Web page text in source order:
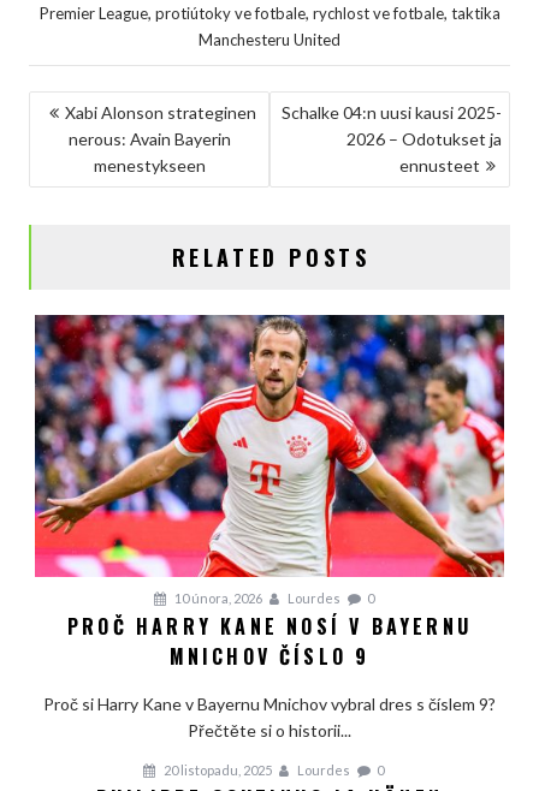
Premier League, protiútoky ve fotbale, rychlost ve fotbale, taktika
Manchesteru United
NAVIGACE
PRO
PŘÍSPĚVEK
Xabi Alonson strateginen
nerous: Avain Bayerin
menestykseen
Schalke 04:n uusi kausi 2025-
2026 – Odotukset ja
ennusteet
RELATED POSTS
10 února, 2026 Lourdes 0
PROČ HARRY KANE NOSÍ V BAYERNU
MNICHOV ČÍSLO 9
Proč si Harry Kane v Bayernu Mnichov vybral dres s číslem 9?
Přečtěte si o historii...
20 listopadu, 2025 Lourdes 0